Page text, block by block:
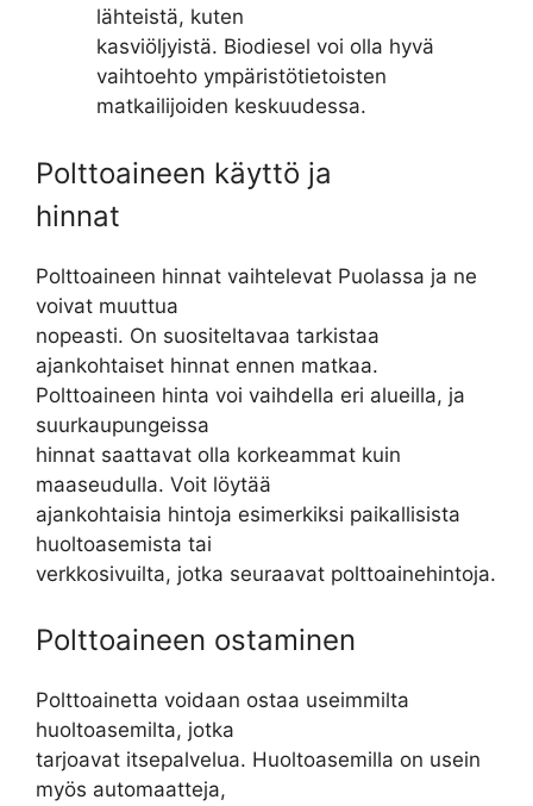
lähteistä, kuten
kasviöljyistä. Biodiesel voi olla hyvä
vaihtoehto ympäristötietoisten
matkailijoiden keskuudessa.
Polttoaineen käyttö ja
hinnat
Polttoaineen hinnat vaihtelevat Puolassa ja ne
voivat muuttua
nopeasti. On suositeltavaa tarkistaa
ajankohtaiset hinnat ennen matkaa.
Polttoaineen hinta voi vaihdella eri alueilla, ja
suurkaupungeissa
hinnat saattavat olla korkeammat kuin
maaseudulla. Voit löytää
ajankohtaisia hintoja esimerkiksi paikallisista
huoltoasemista tai
verkkosivuilta, jotka seuraavat polttoainehintoja.
Polttoaineen ostaminen
Polttoainetta voidaan ostaa useimmilta
huoltoasemilta, jotka
tarjoavat itsepalvelua. Huoltoasemilla on usein
myös automaatteja,